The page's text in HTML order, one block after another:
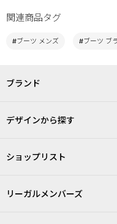
関連商品タグ
#ブーツ メンズ #ブーツ ブ
ブランド
デザインから探す
ショップリスト
リーガルメンバーズ